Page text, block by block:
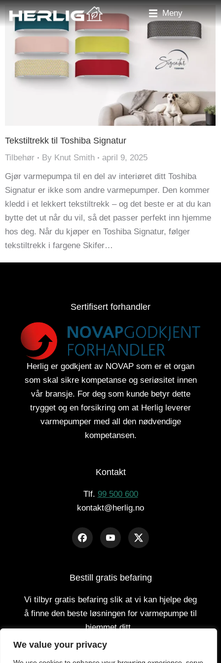
We value your privacy
Meny
Tekstiltrekk til Toshiba Signatur
Tilbehør By Knut Smith
april 9, 2025
Gjør varmepumpa til en del av interiøret ditt Toshiba
Signatur er ikke som andre varmepumper. Den kommer
kledd i et lekkert tekstiltrekk – og det beste er at du kan
bytte det ut når du vil, så det passer perfekt inn hjemme
hos deg. Når du kjøper en Toshiba Signatur, følger
tekstiltrekk i fargene Skifer…
Sertifisert forhandler
Herlig er godkjent av NOVAP som er et organ
som skal sikre kompetanse og seriøsitet innen
vår bransje. For deg som kunde betyr dette
trygget og en forsikring om at Herlig leverer
varmepumper med all den nødvendige
kompetansen.
Kontakt
Tlf. 99 500 600
kontakt@herlig.no
Bestill gratis befaring
Vi tilbyr gratis befaring slik at vi kan hjelpe deg
å finne den beste løsningen for varmepumpe til
hjemmet ditt.
GRATIS BEFARING